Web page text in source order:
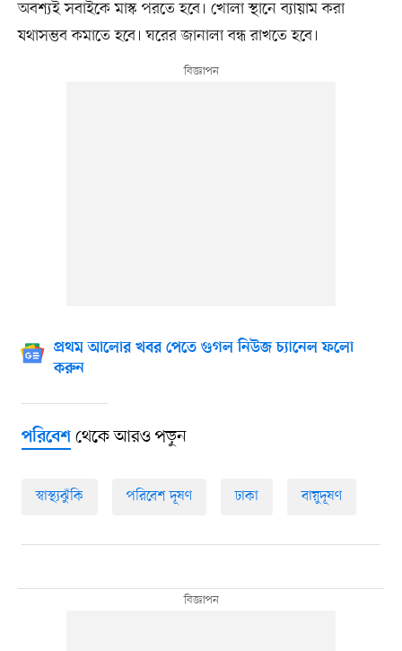
অবশ্যই সবাইকে মাস্ক পরতে হবে। খোলা স্থানে ব্যায়াম করা
যথাসম্ভব কমাতে হবে। ঘরের জানালা বন্ধ রাখতে হবে।
প্রথম আলোর খবর পেতে গুগল নিউজ চ্যানেল ফলো
করুন
পরিবেশথেকে আরও পড়ুন
স্বাস্থ্যঝুঁকি পরিবেশ দূষণ ঢাকা বায়ুদূষণ